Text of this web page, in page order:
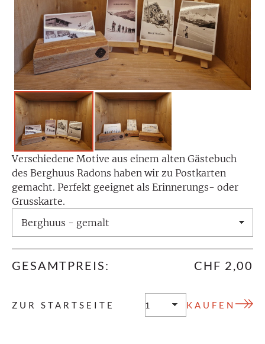
Verschiedene Motive aus einem alten Gästebuch
des Berghuus Radons haben wir zu Postkarten
gemacht. Perfekt geeignet als Erinnerungs- oder
Grusskarte.
GESAMTPREIS: CHF 2,00
ZUR STARTSEITE